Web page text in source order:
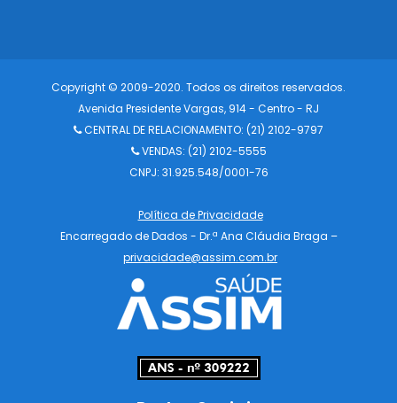
Copyright © 2009-2020. Todos os direitos reservados.
Avenida Presidente Vargas, 914 - Centro - RJ
CENTRAL DE RELACIONAMENTO: (21) 2102-9797
VENDAS: (21) 2102-5555
CNPJ: 31.925.548/0001-76
Política de Privacidade
Encarregado de Dados - Dr.ª Ana Cláudia Braga –
privacidade@assim.com.br